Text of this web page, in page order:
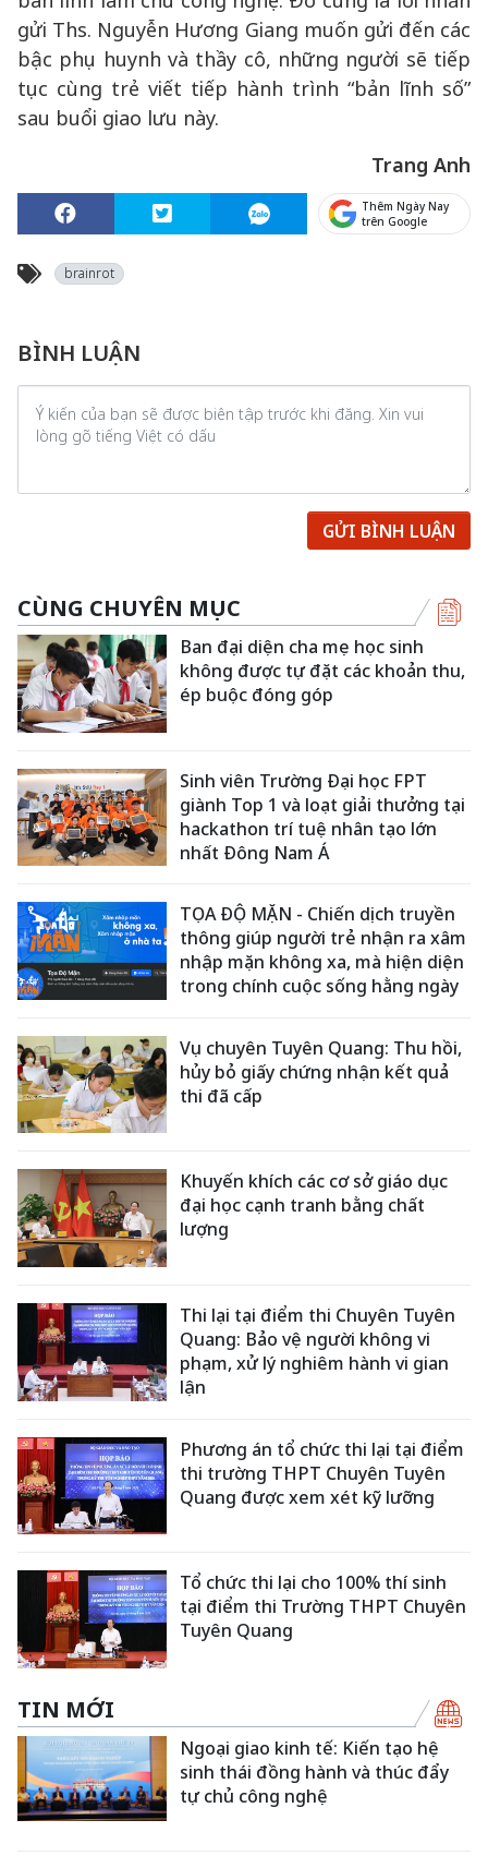
gửi Ths. Nguyễn Hương Giang muốn gửi đến các
bậc phụ huynh và thầy cô, những người sẽ tiếp
tục cùng trẻ viết tiếp hành trình “bản lĩnh số”
sau buổi giao lưu này.
Trang Anh
Thêm Ngày Nay
trên Google
brainrot
BÌNH LUẬN
GỬI BÌNH LUẬN
CÙNG CHUYÊN MỤC
Ban đại diện cha mẹ học sinh
không được tự đặt các khoản thu,
ép buộc đóng góp
Sinh viên Trường Đại học FPT
giành Top 1 và loạt giải thưởng tại
hackathon trí tuệ nhân tạo lớn
nhất Đông Nam Á
TỌA ĐỘ MẶN - Chiến dịch truyền
thông giúp người trẻ nhận ra xâm
nhập mặn không xa, mà hiện diện
trong chính cuộc sống hằng ngày
Vụ chuyên Tuyên Quang: Thu hồi,
hủy bỏ giấy chứng nhận kết quả
thi đã cấp
Khuyến khích các cơ sở giáo dục
đại học cạnh tranh bằng chất
lượng
Thi lại tại điểm thi Chuyên Tuyên
Quang: Bảo vệ người không vi
phạm, xử lý nghiêm hành vi gian
lận
Phương án tổ chức thi lại tại điểm
thi trường THPT Chuyên Tuyên
Quang được xem xét kỹ lưỡng
Tổ chức thi lại cho 100% thí sinh
tại điểm thi Trường THPT Chuyên
Tuyên Quang
TIN MỚI
Ngoại giao kinh tế: Kiến tạo hệ
sinh thái đồng hành và thúc đẩy
tự chủ công nghệ